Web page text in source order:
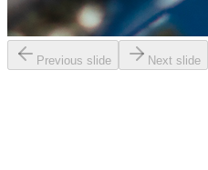
Previous slide Next slide